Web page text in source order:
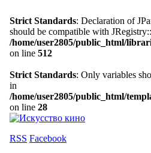
Strict Standards: Declaration of
should be compatible with
/home/user2805/public_html/
on line 512
Strict Standards: Only variables
in
/home/user2805/public_html/
on line 28
RSS Facebook